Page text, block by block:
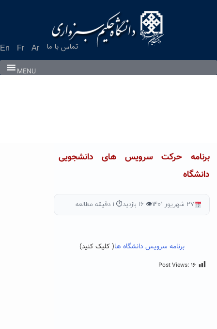
En Fr Ar تماس با ما
MENU
برنامه حرکت سرویس های دانشجویی
دانشگاه
۲۷ شهریور ۱۴۰۱ 👁 ۱۶ بازدید ⏱ ۱ دقیقه مطالعه
برنامه سرویس دانشگاه ها( کلیک کنید)
Post Views: ۱۶